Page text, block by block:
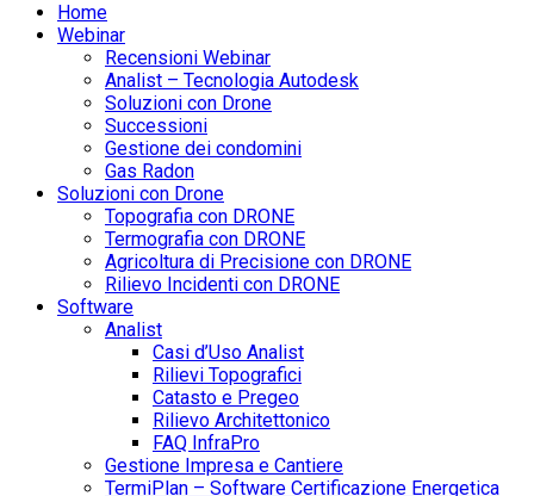
Home
Webinar
Recensioni Webinar
Analist – Tecnologia Autodesk
Soluzioni con Drone
Successioni
Gestione dei condomini
Gas Radon
Soluzioni con Drone
Topografia con DRONE
Termografia con DRONE
Agricoltura di Precisione con DRONE
Rilievo Incidenti con DRONE
Software
Analist
Casi d’Uso Analist
Rilievi Topografici
Catasto e Pregeo
Rilievo Architettonico
FAQ InfraPro
Gestione Impresa e Cantiere
TermiPlan – Software Certificazione Energetica